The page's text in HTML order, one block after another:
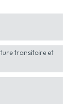
transitoire et